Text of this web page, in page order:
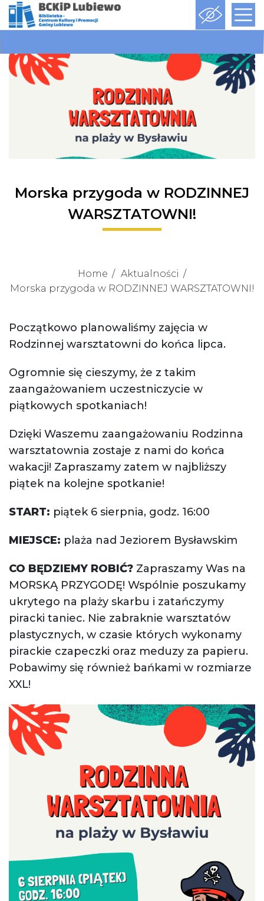
Morska przygoda w RODZINNEJ
WARSZTATOWNI!
Home
Aktualności
Morska przygoda w RODZINNEJ WARSZTATOWNI!
Początkowo planowaliśmy zajęcia w
Rodzinnej warsztatowni do końca lipca.
Ogromnie się cieszymy, że z takim
zaangażowaniem uczestniczycie w
piątkowych spotkaniach!
Dzięki Waszemu zaangażowaniu Rodzinna
warsztatownia zostaje z nami do końca
wakacji! Zapraszamy zatem w najbliższy
piątek na kolejne spotkanie!
START: piątek 6 sierpnia, godz. 16:00
MIEJSCE: plaża nad Jeziorem Bysławskim
CO BĘDZIEMY ROBIĆ? Zapraszamy Was na
MORSKĄ PRZYGODĘ! Wspólnie poszukamy
ukrytego na plaży skarbu i zatańczymy
piracki taniec. Nie zabraknie warsztatów
plastycznych, w czasie których wykonamy
pirackie czapeczki oraz meduzy za papieru.
Pobawimy się również bańkami w rozmiarze
XXL!